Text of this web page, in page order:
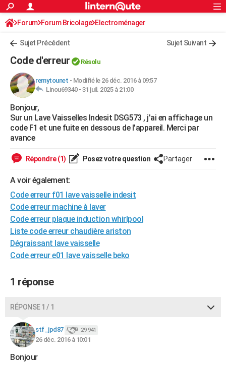
ACTUALITÉS
Politique
Société
Faits Divers
Education
Monde
Villes
+
FINANCE
Retraite
Impôts
Epargne
Immobilier
Risques naturels par ville
Banque
Assurance
Crédit
AUTO
Essais
Réserver un essai
Citadines
Berlines
SUV
Forum auto
+HIGH-TECH
Mobiles
Meilleur smartphone
Internet
Ordinateurs
Jeux vidéo
Guide high-tech
+BRICOLAGE
Forum
Aménagement intérieur
Extérieur
Cuisine
Salle de bains
Jardinage
Rangement
WEEK-END
LIFESTYLE
Art de vivre
Bien-être
Loisirs
Mode
Modes de vie
SANTE
Alimentation
Guide de la santé
Maladies
Médicaments
Sommeil
VOYAGE
Destinations
City break
Voyage nature
Voyage de noces
Forum
Climat
+PHOTO
GUIDES D'ACHAT
BONS PLANS
Dictionnaire
Biographies
Citations
Expressions
Proverbes
PROGRAMME TV
COPAINS D'AVANT
S'inscrire
Connexion
Forum Forum Bricolage Electroménager
Sujet Précédent Sujet Suivant
Code d'erreur Résolu
remytounet - Modifié le 26 déc. 2016 à 09:57
Linou69340 - 31 juil. 2025 à 21:00
Bonjour,
Sur un Lave Vaisselles Indesit DSG573 , j'ai en affichage un
code F1 et une fuite en dessous de l'appareil. Merci par
avance
Répondre (1) Posez votre question Partager
A voir également:
Code erreur f01 lave vaisselle indesit
Code erreur machine à laver
Code erreur plaque induction whirlpool
Liste code erreur chaudière ariston
Dégraissant lave vaisselle
Code erreur e01 lave vaisselle beko
1 réponse
RÉPONSE 1 / 1
stf_jpd87 29 941
26 déc. 2016 à 10:01
Bonjour